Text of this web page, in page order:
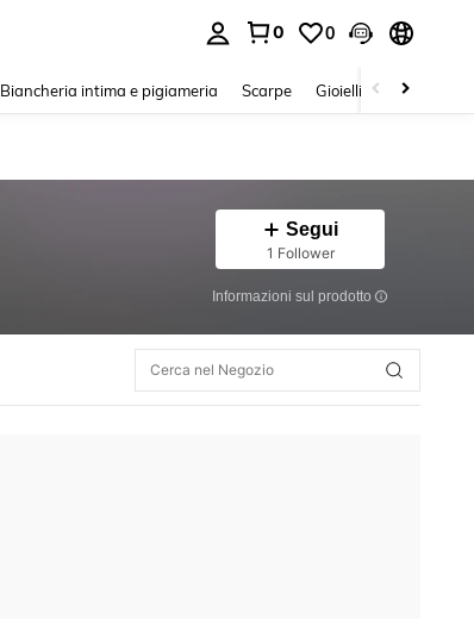
0 0
Biancheria intima e pigiameria Scarpe Gioielli E Accessori
Segui
1 Follower
Informazioni sul prodotto